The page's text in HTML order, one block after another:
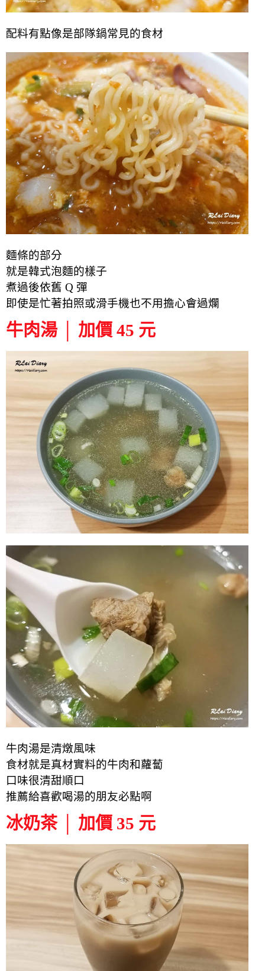
配料有點像是部隊鍋常見的食材
麵條的部分
就是韓式泡麵的樣子
煮過後依舊 Q 彈
即使是忙著拍照或滑手機也不用擔心會過爛
牛肉湯 │ 加價 45 元
牛肉湯是清燉風味
食材就是真材實料的牛肉和蘿蔔
口味很清甜順口
推薦給喜歡喝湯的朋友必點啊
冰奶茶 │ 加價 35 元